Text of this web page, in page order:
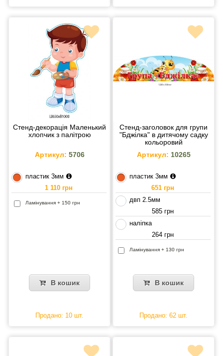
Стенд-декорація Маленький
хлопчик з палітрою
Артикул: 5706
пластик 3мм
1 110 грн
Ламінування + 150 грн
В кошик
Продано: 10 шт.
Стенд-заголовок для групи
"Бджілка" в дитячому садку
кольоровий
Артикул: 10265
пластик 3мм
651 грн
двп 2.5мм
585 грн
наліпка
264 грн
Ламінування + 130 грн
В кошик
Продано: 62 шт.